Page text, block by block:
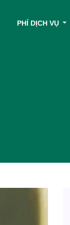
PHÍ DỊCH VỤ